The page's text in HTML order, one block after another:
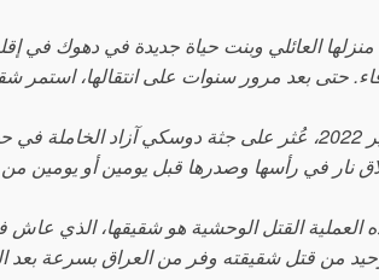
العائلي وبنت حياة جديدة في دهوك في
حتى بعد مرور سنوات على انتقالها، استمر
في يوم الاثنين، 31 يناير 2022، عُثر على جثة
نار في رأسها وصدرها قبل يومين أو يومين من
العملية القتل الوحشية هو شقيقها، الذي عاش
من قتل شقيقته وفر من العراق بسرعة بعد